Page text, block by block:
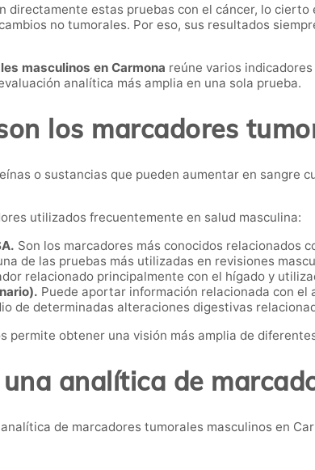
directamente estas pruebas con el cáncer, lo
no tumorales. Por eso, sus resultados
masculinos en Carmona reúne varios
analítica más amplia en una sola prueba.
los marcadores
o sustancias que pueden aumentar en sangre
utilizados frecuentemente en salud masculina:
Son los marcadores más conocidos relacionados
de las pruebas más utilizadas en revisiones
relacionado principalmente con el hígado y
Puede aportar información relacionada con
de determinadas alteraciones digestivas
permite obtener una visión más amplia de
analítica de
de marcadores tumorales masculinos en